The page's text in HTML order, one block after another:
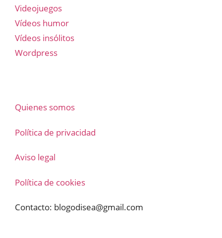
Videojuegos
Vídeos humor
Vídeos insólitos
Wordpress
Quienes somos
Política de privacidad
Aviso legal
Política de cookies
Contacto: blogodisea@gmail.com